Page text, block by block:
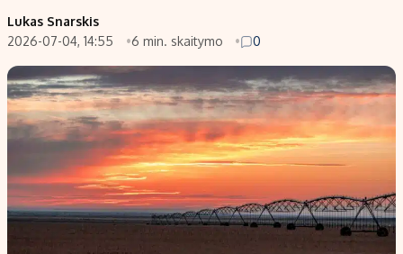
Populiarios temos
Akcijų rinka
Saulės elektrinės
Kriptovaliutos
Infliacija
Migracija
Indėliai
Indėlių skaičiuoklė
Būsto finansai
Įdomios naujienos
Lukas Snarskis
2026-07-04, 14:55
6 min. skaitymo 0